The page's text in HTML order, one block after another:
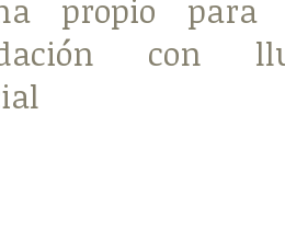
propio para
con